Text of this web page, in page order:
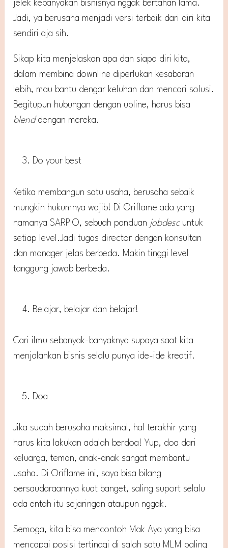
jelek kebanyakan bisnisnya nggak bertahan lama.
Jadi, ya berusaha menjadi versi terbaik dari diri kita
sendiri aja sih.
Sikap kita menjelaskan apa dan siapa diri kita,
dalam membina downline diperlukan kesabaran
lebih, mau bantu dengar keluhan dan mencari solusi.
Begitupun hubungan dengan upline, harus bisa
blend dengan mereka.
Do your best
Ketika membangun satu usaha, berusaha sebaik
mungkin hukumnya wajib! Di Oriflame ada yang
namanya SARPIO, sebuah panduan jobdesc untuk
setiap level.Jadi tugas director dengan konsultan
dan manager jelas berbeda. Makin tinggi level
tanggung jawab berbeda.
Belajar, belajar dan belajar!
Cari ilmu sebanyak-banyaknya supaya saat kita
menjalankan bisnis selalu punya ide-ide kreatif.
Doa
Jika sudah berusaha maksimal, hal terakhir yang
harus kita lakukan adalah berdoa! Yup, doa dari
keluarga, teman, anak-anak sangat membantu
usaha. Di Oriflame ini, saya bisa bilang
persaudaraannya kuat banget, saling suport selalu
ada entah itu sejaringan ataupun nggak.
Semoga, kita bisa mencontoh Mak Aya yang bisa
mencapai posisi tertinggi di salah satu MLM paling